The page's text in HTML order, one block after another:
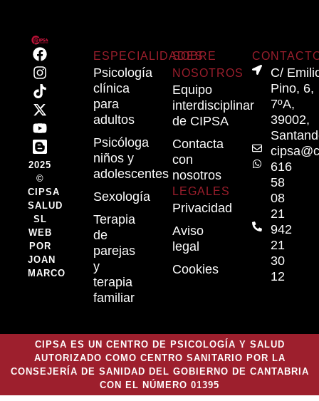
2025
©
CIPSA
SALUD
SL
WEB
POR
JOAN
MARCO
ESPECIALIDADES
Psicología
clínica
para
adultos
Psicóloga
niños y
adolescentes
Sexología
Terapia
de
parejas
y
terapia
familiar
SOBRE
NOSOTROS
Equipo
interdisciplinar
de CIPSA
Contacta
con
nosotros
LEGALES
Privacidad
Aviso
legal
Cookies
C/
Pino, 6,
7ºA,
39002,
616
58
08
21
942
21
30
12
CIPSA ES UN CENTRO DE PSICOLOGÍA Y SALUD
AUTORIZADO COMO CENTRO SANITARIO POR LA
CONSEJERÍA DE SANIDAD DEL GOBIERNO DE CANTABRIA
CON EL NÚMERO 01395